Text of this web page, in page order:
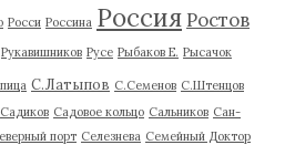
Росси Россина Россия Ростов
Рукавишников Русе Рыбаков Е. Рысачок
С.Латыпов С.Семенов С.Штенцов
Садиков Садовое кольцо Сальников Сан-
порт Селезнева Семейный Доктор